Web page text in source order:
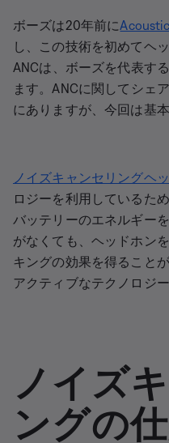
ボーズは20年前に
し、この技術を初めてヘ
ANCは、ボーズを代表す
ます。ANCに関してシェ
にありますが、今回は基
ノイズキャンセリングヘ
ロジーを利用しているた
バッテリーのエネルギー
がなくても、ヘッドホン
キングの効果を得ること
アクティブなテクノロジ
ノイズ
ングの